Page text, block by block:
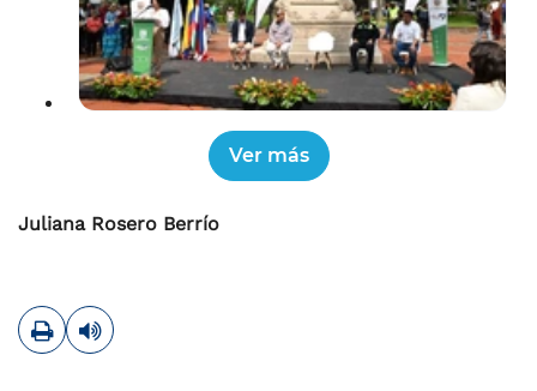
Juliana Rosero Berrío
ImprimirLeer contenido